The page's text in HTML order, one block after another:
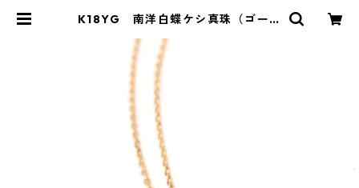
K18YG 南洋白蝶ケシ真珠（ゴール
ふてふ》（KR20908） | KAWABE
JEWELRY online shop